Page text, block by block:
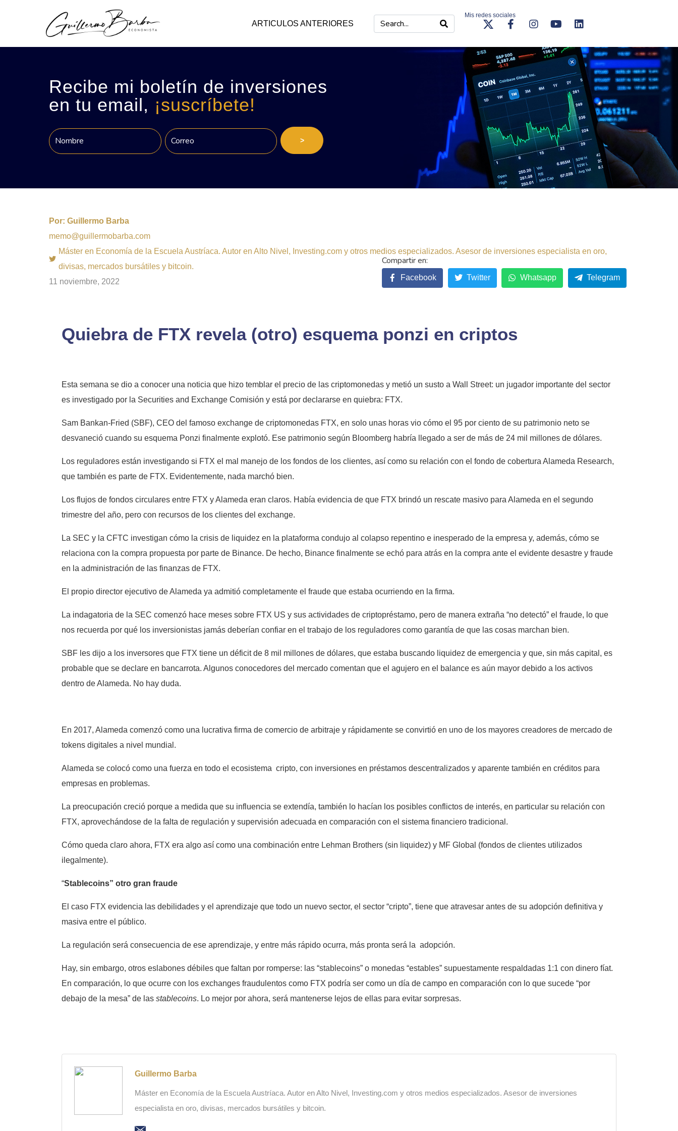
ARTICULOS ANTERIORES
Mis redes sociales
Recibe mi boletín de inversiones
en tu email, ¡suscríbete!
>
Por: Guillermo Barba
memo@guillermobarba.com
Máster en Economía de la Escuela Austríaca. Autor en Alto Nivel, Investing.com y otros medios especializados. Asesor de inversiones especialista en oro,
divisas, mercados bursátiles y bitcoin.
11 noviembre, 2022
Quiebra de FTX revela (otro) esquema ponzi en criptos
Esta semana se dio a conocer una noticia que hizo temblar el precio de las criptomonedas y metió un susto a Wall Street: un jugador importante del sector
es investigado por la Securities and Exchange Comisión y está por declararse en quiebra: FTX.
Sam Bankan-Fried (SBF), CEO del famoso exchange de criptomonedas FTX, en solo unas horas vio cómo el 95 por ciento de su patrimonio neto se
desvaneció cuando su esquema Ponzi finalmente explotó. Ese patrimonio según Bloomberg habría llegado a ser de más de 24 mil millones de dólares.
Los reguladores están investigando si FTX el mal manejo de los fondos de los clientes, así como su relación con el fondo de cobertura Alameda Research,
que también es parte de FTX. Evidentemente, nada marchó bien.
Los flujos de fondos circulares entre FTX y Alameda eran claros. Había evidencia de que FTX brindó un rescate masivo para Alameda en el segundo
trimestre del año, pero con recursos de los clientes del exchange.
La SEC y la CFTC investigan cómo la crisis de liquidez en la plataforma condujo al colapso repentino e inesperado de la empresa y, además, cómo se
relaciona con la compra propuesta por parte de Binance. De hecho, Binance finalmente se echó para atrás en la compra ante el evidente desastre y fraude
en la administración de las finanzas de FTX.
El propio director ejecutivo de Alameda ya admitió completamente el fraude que estaba ocurriendo en la firma.
La indagatoria de la SEC comenzó hace meses sobre FTX US y sus actividades de criptopréstamo, pero de manera extraña “no detectó” el fraude, lo que
nos recuerda por qué los inversionistas jamás deberían confiar en el trabajo de los reguladores como garantía de que las cosas marchan bien.
SBF les dijo a los inversores que FTX tiene un déficit de 8 mil millones de dólares, que estaba buscando liquidez de emergencia y que, sin más capital, es
probable que se declare en bancarrota. Algunos conocedores del mercado comentan que el agujero en el balance es aún mayor debido a los activos
dentro de Alameda. No hay duda.
En 2017, Alameda comenzó como una lucrativa firma de comercio de arbitraje y rápidamente se convirtió en uno de los mayores creadores de mercado de
tokens digitales a nivel mundial.
Alameda se colocó como una fuerza en todo el ecosistema cripto, con inversiones en préstamos descentralizados y aparente también en créditos para
empresas en problemas.
La preocupación creció porque a medida que su influencia se extendía, también lo hacían los posibles conflictos de interés, en particular su relación con
FTX, aprovechándose de la falta de regulación y supervisión adecuada en comparación con el sistema financiero tradicional.
Cómo queda claro ahora, FTX era algo así como una combinación entre Lehman Brothers (sin liquidez) y MF Global (fondos de clientes utilizados
ilegalmente).
“Stablecoins” otro gran fraude
El caso FTX evidencia las debilidades y el aprendizaje que todo un nuevo sector, el sector “cripto”, tiene que atravesar antes de su adopción definitiva y
masiva entre el público.
La regulación será consecuencia de ese aprendizaje, y entre más rápido ocurra, más pronta será la adopción.
Hay, sin embargo, otros eslabones débiles que faltan por romperse: las “stablecoins” o monedas “estables” supuestamente respaldadas 1:1 con dinero fíat.
En comparación, lo que ocurre con los exchanges fraudulentos como FTX podría ser como un día de campo en comparación con lo que sucede “por
debajo de la mesa” de las stablecoins. Lo mejor por ahora, será mantenerse lejos de ellas para evitar sorpresas.
Facebook Twitter Whatsapp Telegram
Guillermo Barba
Máster en Economía de la Escuela Austríaca. Autor en Alto Nivel, Investing.com y otros medios especializados. Asesor de inversiones
especialista en oro, divisas, mercados bursátiles y bitcoin.